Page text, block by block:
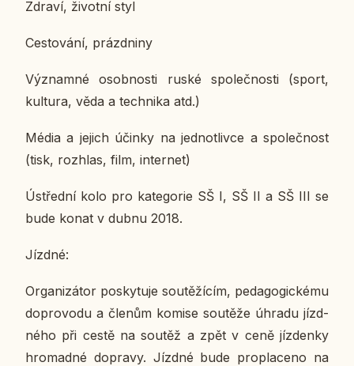
Zdraví, ži­vot­ní styl
Ces­to­vá­ní, prázd­ni­ny
Vý­znam­né osob­nos­ti ruské spo­leč­nos­ti (sport,
kul­tu­ra, věda a tech­ni­ka atd.)
Média a jejich účinky na jed­not­liv­ce a spo­leč­nost
(tisk, roz­hlas, film, in­ter­net)
Ústřed­ní kolo pro ka­te­go­rie SŠ I, SŠ II a SŠ III se
bude konat v dubnu 2018.
Jízdné:
Or­ga­ni­zá­tor po­sky­tu­je sou­tě­ží­cím, pe­da­go­gic­ké­mu
do­pro­vo­du a členům komise sou­tě­že úhradu jízd­
né­ho při cestě na soutěž a zpět v ceně jíz­den­ky
hro­mad­né do­pra­vy. Jízdné bude pro­pla­ce­no na